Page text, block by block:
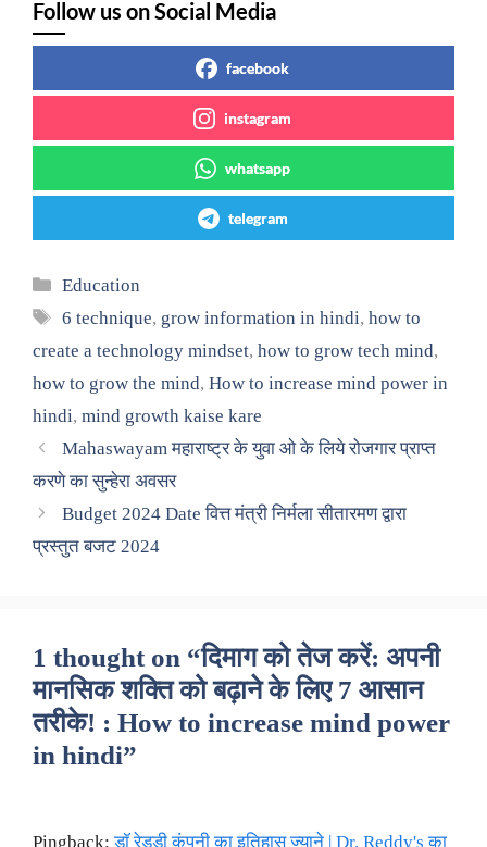
Follow us on Social Media
facebook
instagram
whatsapp
telegram
Categories
Education
Tags
6 technique, grow information in hindi,how to
create a technology mindset, how to grow tech mind,
how to grow the mind, How to increase mind power in
hindi, mind growth kaise kare
Mahaswayam महाराष्ट्र के युवा ओ के लिये रोजगार प्राप्त
करणे का सुन्हेरा अवसर
Budget 2024 Date वित्त मंत्री निर्मला सीतारमण द्वारा
प्रस्तुत बजट 2024
1 thought on “दिमाग को तेज करें: अपनी
मानसिक शक्ति को बढ़ाने के लिए 7 आसान
तरीके! : How to increase mind power
in hindi”
Pingback:डॉ रेड्डी कंपनी का इतिहास ज्याने | Dr. Reddy's का